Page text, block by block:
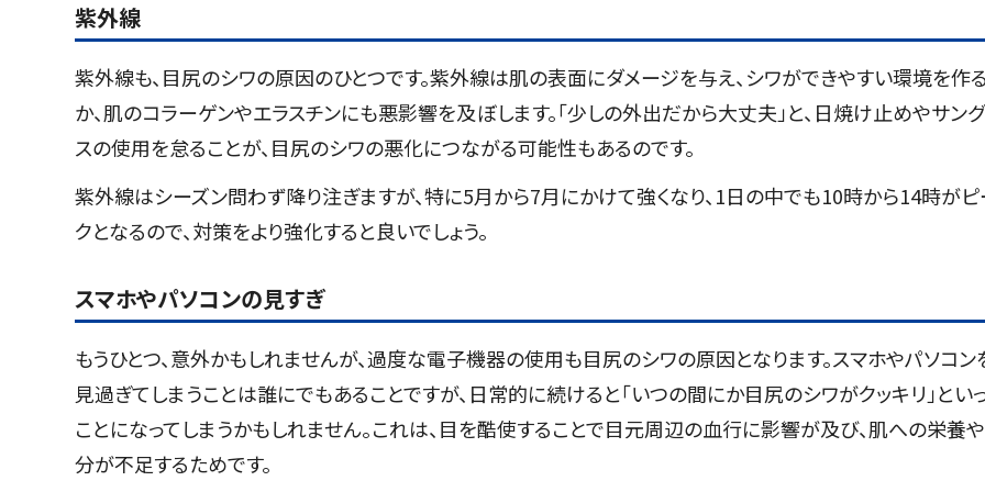
紫外線
紫外線も、目尻のシワの原因のひとつです。紫外線は肌の表面にダメージを与え、シワができやすい環境を作
か、肌のコラーゲンやエラスチンにも悪影響を及ぼします。「少しの外出だから大丈夫」と、日焼け止めやサン
スの使用を怠ることが、目尻のシワの悪化につながる可能性もあるのです。
紫外線はシーズン問わず降り注ぎますが、特に5月から7月にかけて強くなり、1日の中でも10時から14時がピ
クとなるので、対策をより強化すると良いでしょう。
スマホやパソコンの見すぎ
もうひとつ、意外かもしれませんが、過度な電子機器の使用も目尻のシワの原因となります。スマホやパソコン
見過ぎてしまうことは誰にでもあることですが、日常的に続けると「いつの間にか目尻のシワがクッキリ」とい
ことになってしまうかもしれません。これは、目を酷使することで目元周辺の血行に影響が及び、肌への栄養
分が不足するためです。